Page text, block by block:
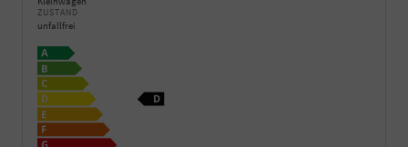
ZUSTAND
unfallfrei